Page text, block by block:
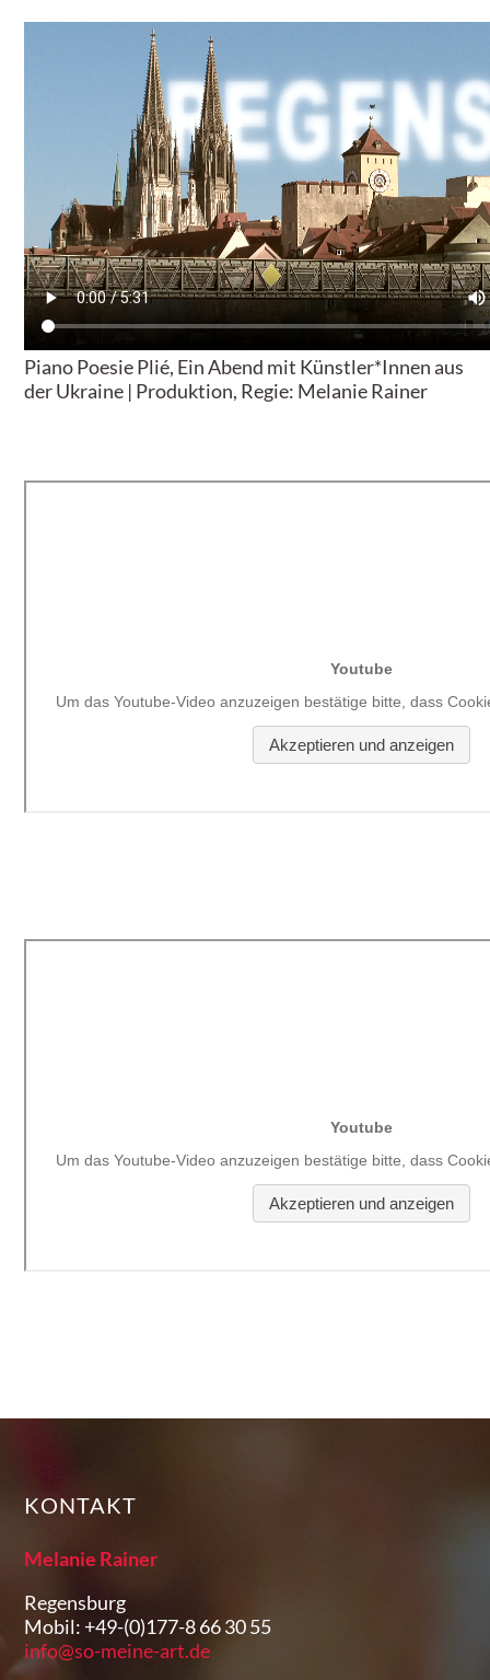
Piano Poesie Plié, Ein Abend mit Künstler*Innen aus
der Ukraine | Produktion, Regie: Melanie Rainer
KONTAKT
Melanie Rainer
Regensburg
Mobil: +49-(0)177-8 66 30 55
info@so-meine-art.de